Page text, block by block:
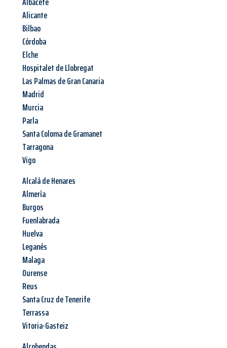
Alicante
Bilbao
Córdoba
Elche
Hospitalet de Llobregat
Las Palmas de Gran Canaria
Madrid
Murcia
Parla
Santa Coloma de Gramanet
Tarragona
Vigo
Alcalá de Henares
Almería
Burgos
Fuenlabrada
Huelva
Leganés
Malaga
Ourense
Reus
Santa Cruz de Tenerife
Terrassa
Vitoria-Gasteiz